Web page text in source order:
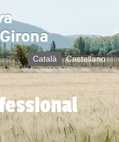
Català Castellano